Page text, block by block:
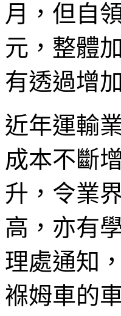
月，但自
元，整體
有透過增
近年運輸
成本不斷
升，令業
高，亦有
理處通知
褓姆車的